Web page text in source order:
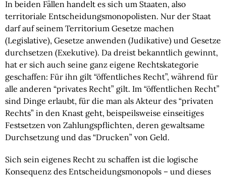
In beiden Fällen handelt es sich um Staaten, also
territoriale Entscheidungsmonopolisten. Nur der Staat
darf auf seinem Territorium Gesetze machen
(Legislative), Gesetze anwenden (Judikative) und Gesetze
durchsetzen (Exekutive). Da dreist bekanntlich gewinnt,
hat er sich auch seine ganz eigene Rechtskategorie
geschaffen: Für ihn gilt “öffentliches Recht”, während für
alle anderen “privates Recht” gilt. Im “öffentlichen Recht”
sind Dinge erlaubt, für die man als Akteur des “privaten
Rechts” in den Knast geht, beispeilsweise einseitiges
Festsetzen von Zahlungspflichten, deren gewaltsame
Durchsetzung und das “Drucken” von Geld.
Sich sein eigenes Recht zu schaffen ist die logische
Konsequenz des Entscheidungsmonopols – und dieses